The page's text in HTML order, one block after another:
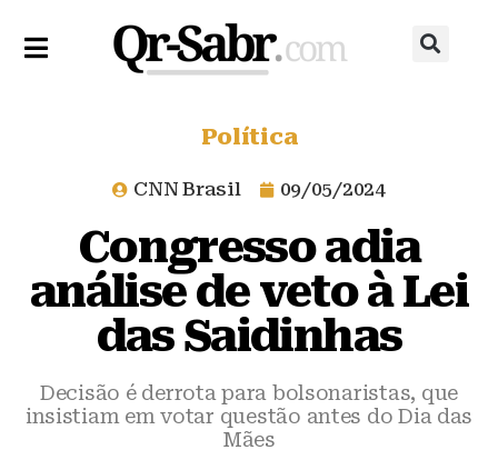
Política
CNN Brasil 09/05/2024
Congresso adia
análise de veto à Lei
das Saidinhas
Decisão é derrota para bolsonaristas, que
insistiam em votar questão antes do Dia das
Mães